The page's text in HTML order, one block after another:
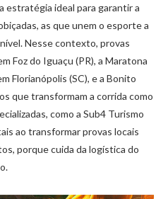
estratégia ideal para garantir a
as que unem o esporte a
Nesse contexto, provas
Foz do Iguaçu (PR), a Maratona
Florianópolis (SC), e a Bonito
que transformam a corrida como
como a Sub4 Turismo
ao transformar provas locais
porque cuida da logística do